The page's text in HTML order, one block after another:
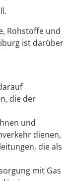
Rohstoffe und
ist darüber
die der
und
dienen,
die als
mit Gas